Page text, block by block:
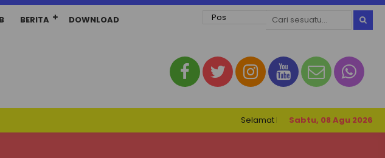
BERITA DOWNLOAD
Sabtu, 08 Agu 2026
Selamat Datang di Website SMK Negeri 1